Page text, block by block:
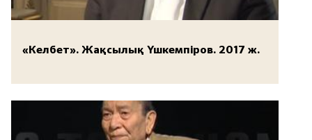
«Келбет». Жақсылық Үшкемпіров. 2017 ж.